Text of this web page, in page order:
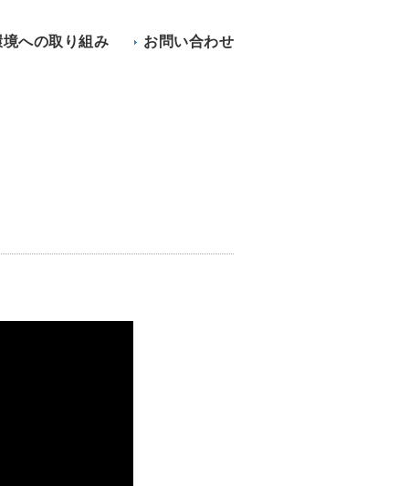
境への取り組み お問い合わせ